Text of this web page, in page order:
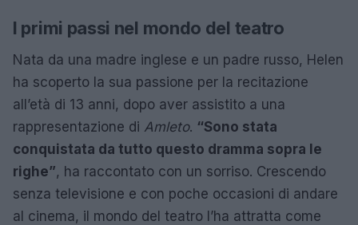
I primi passi nel mondo del teatro
Nata da una madre inglese e un padre russo, Helen
ha scoperto la sua passione per la recitazione
all’età di 13 anni, dopo aver assistito a una
rappresentazione di Amleto. “Sono stata
conquistata da tutto questo dramma sopra le
righe”, ha raccontato con un sorriso. Crescendo
senza televisione e con poche occasioni di andare
al cinema, il mondo del teatro l’ha attratta come